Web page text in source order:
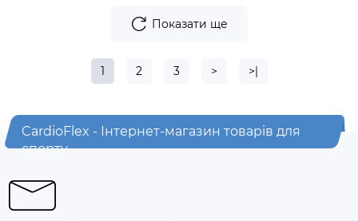
Показати ще
1 2 3 > >|
CardioFlex - Інтернет-магазин товарів для
спорту